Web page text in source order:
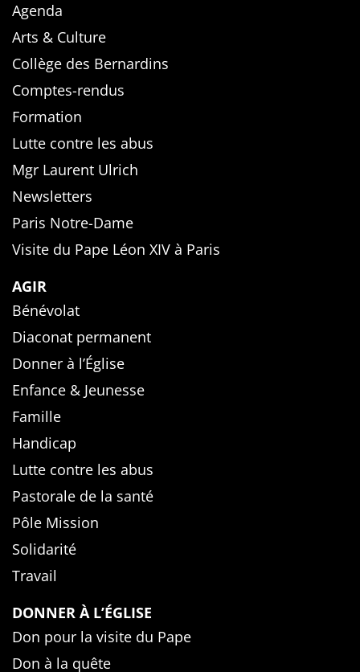
Agenda
Arts & Culture
Collège des Bernardins
Comptes-rendus
Formation
Lutte contre les abus
Mgr Laurent Ulrich
Newsletters
Paris Notre-Dame
Visite du Pape Léon XIV à Paris
AGIR
Bénévolat
Diaconat permanent
Donner à l’Église
Enfance & Jeunesse
Famille
Handicap
Lutte contre les abus
Pastorale de la santé
Pôle Mission
Solidarité
Travail
DONNER À L’ÉGLISE
Don pour la visite du Pape
Don à la quête